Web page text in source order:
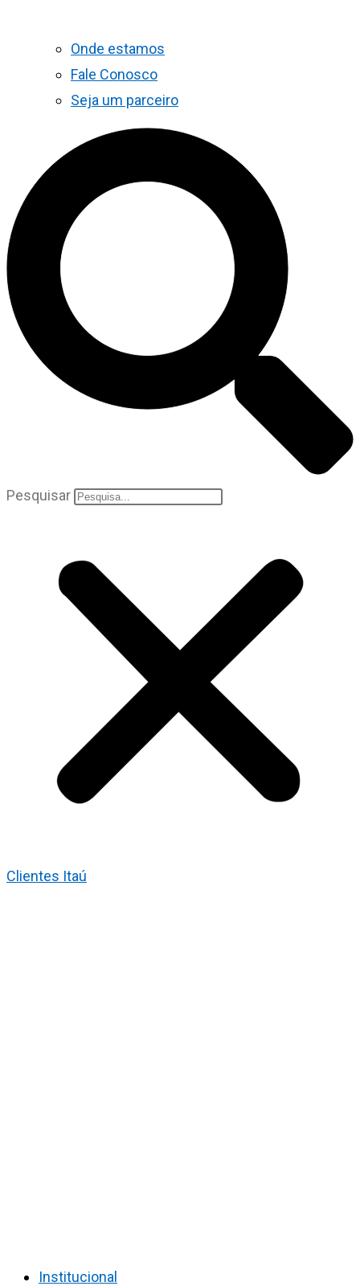
Onde estamos
Fale Conosco
Seja um parceiro
Pesquisar
Clientes Itaú
Institucional